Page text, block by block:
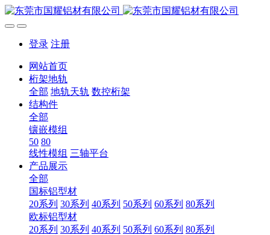
登录 注册
网站首页
桁架地轨
全部 地轨天轨 数控桁架
结构件
全部
镶嵌模组
50 80
线性模组 三轴平台
产品展示
全部
国标铝型材
20系列 30系列 40系列 50系列 60系列 80系列
欧标铝型材
20系列 30系列 40系列 50系列 60系列 80系列